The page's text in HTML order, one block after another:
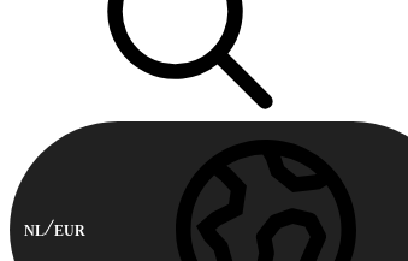
NL EUR